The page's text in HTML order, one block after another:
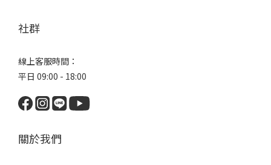
社群
線上客服時間：
平日 09:00 - 18:00
關於我們